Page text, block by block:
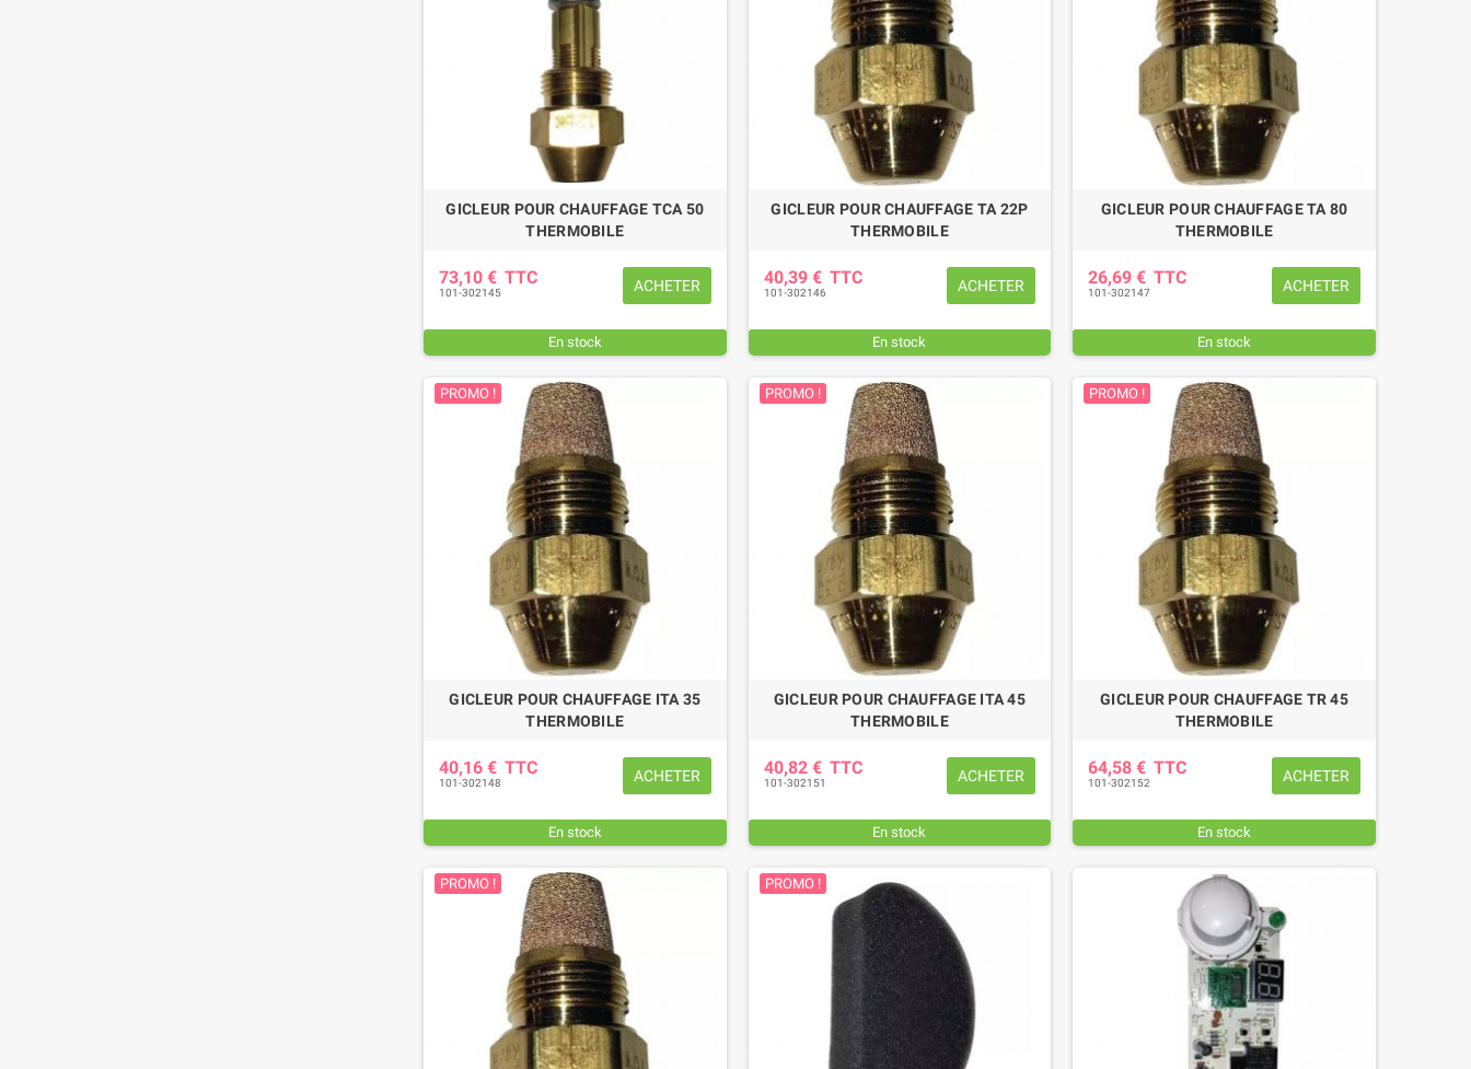
GICLEUR POUR CHAUFFAGE TCA 50
THERMOBILE
73,10 € TTC
101-302145 ACHETER
En stock
GICLEUR POUR CHAUFFAGE TA 22P
THERMOBILE
40,39 € TTC
101-302146 ACHETER
En stock
GICLEUR POUR CHAUFFAGE TA 80
THERMOBILE
26,69 € TTC
101-302147 ACHETER
En stock
PROMO !
GICLEUR POUR CHAUFFAGE ITA 35
THERMOBILE
40,16 € TTC
101-302148 ACHETER
En stock
PROMO !
GICLEUR POUR CHAUFFAGE ITA 45
THERMOBILE
40,82 € TTC
101-302151 ACHETER
En stock
PROMO !
GICLEUR POUR CHAUFFAGE TR 45
THERMOBILE
64,58 € TTC
101-302152 ACHETER
En stock
PROMO ! PROMO !